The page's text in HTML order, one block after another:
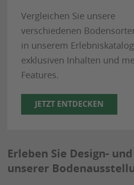
Vergleichen Sie unsere
verschiedenen
in unserem
exklusiven Inhalten und
Features.
JETZT ENTDECKEN
Erleben Sie Design-
unserer